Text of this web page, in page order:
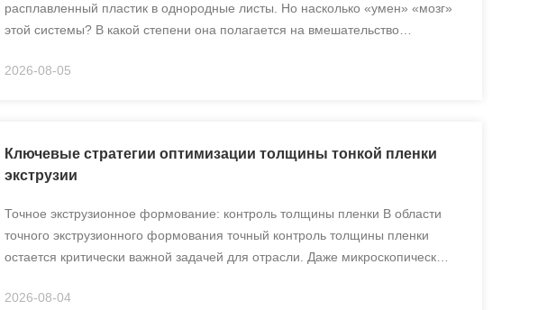
расплавленный пластик в однородные листы. Но насколько «умен» «мозг»
этой системы? В какой степени она полагается на вмешательство
основе нашего исследования — различной ...
2026-08-05
Ключевые стратегии оптимизации толщины тонкой пленки
экструзии
Точное экструзионное формование: контроль толщины пленки В области
точного экструзионного формования точный контроль толщины пленки
остается критически важной задачей для отрасли. Даже микроскопические
нарушить общую эффективность п...
2026-08-04